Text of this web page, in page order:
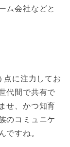
ム会社などと
点に注力してお
代間で共有で
せ、かつ知育
のコミュニケ
ですね。